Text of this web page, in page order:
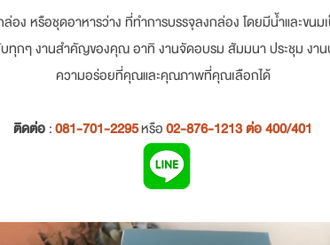
อง หรือชุดอาหารว่าง ที่ทำการบรรจุลงกล่อง โดยมีน้ำและขนม
บทุกๆ งานสำคัญของคุณ อาทิ งานจัดอบรม สัมมนา ประชุม ง
ความอร่อยที่คุณและคุณภาพที่คุณเลือกได้
ติดต่อ :081-701-2295หรือ02-876-1213 ต่อ 400/401